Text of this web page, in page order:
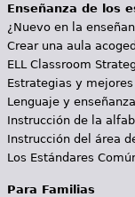
Enseñanza de los
¿Nuevo en la
Crear una aula
ELL Classroom
Estrategias y
Lenguaje y
Instrucción de la
Instrucción del área
Los Estándares
Para Familias